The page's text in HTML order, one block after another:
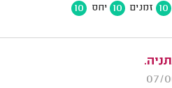
10 זמנים 10 יחס 10